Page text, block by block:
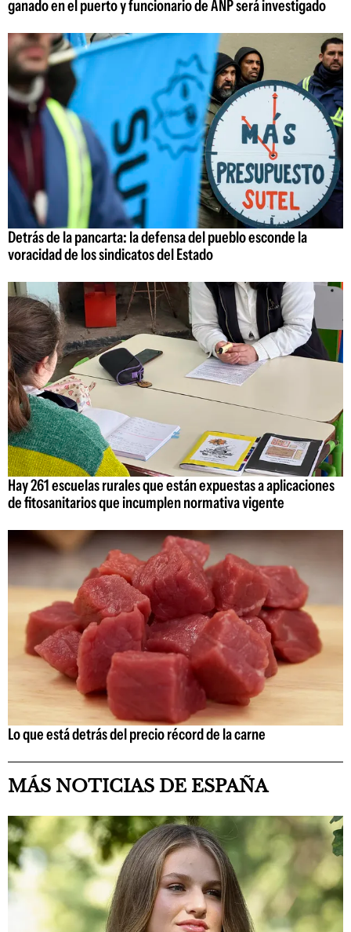
ganado en el puerto y funcionario de ANP será investigado
Detrás de la pancarta: la defensa del pueblo esconde la
voracidad de los sindicatos del Estado
Hay 261 escuelas rurales que están expuestas a aplicaciones
de fitosanitarios que incumplen normativa vigente
Lo que está detrás del precio récord de la carne
MÁS NOTICIAS DE ESPAÑA